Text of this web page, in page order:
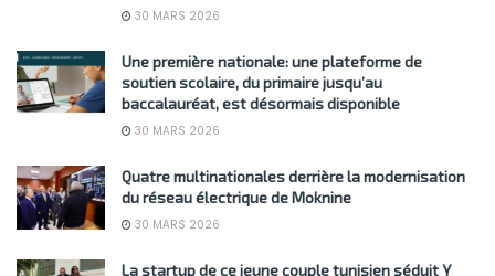
30 MARS 2026
Une première nationale: une plateforme de
soutien scolaire, du primaire jusqu’au
baccalauréat, est désormais disponible
30 MARS 2026
Quatre multinationales derrière la modernisation
du réseau électrique de Moknine
30 MARS 2026
La startup de ce jeune couple tunisien séduit Y